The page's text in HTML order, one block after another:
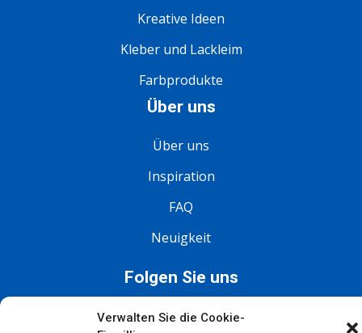
Verwalten Sie die Cookie-
Kreative Ideen
Kleber und Lackleim
Farbprodukte
Über uns
Über uns
Inspiration
FAQ
Neuigkeit
Folgen Sie uns